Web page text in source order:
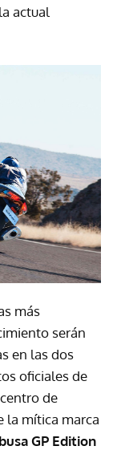
actual
más
serán
en las dos
oficiales de
de
la mítica marca
GP Edition